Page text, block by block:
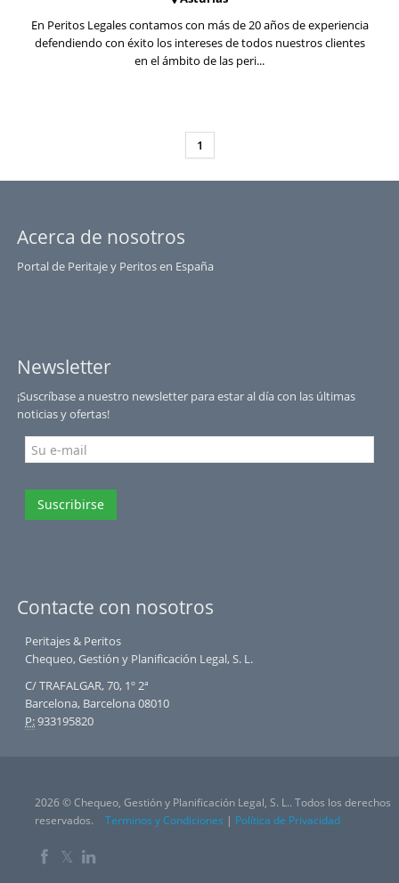
En Peritos Legales contamos con más de 20 años de experiencia
defendiendo con éxito los intereses de todos nuestros clientes
en el ámbito de las peri...
1
Acerca de nosotros
Portal de Peritaje y Peritos en España
Newsletter
¡Suscríbase a nuestro newsletter para estar al día con las últimas
noticias y ofertas!
Suscribirse
Contacte con nosotros
Peritajes & Peritos
Chequeo, Gestión y Planificación Legal, S. L.
C/ TRAFALGAR, 70, 1º 2ª
Barcelona, Barcelona 08010
P:933195820
2026 © Chequeo, Gestión y Planificación Legal, S. L.. Todos los derechos
reservados.
Terminos y Condiciones | Política de Privacidad
𝕏